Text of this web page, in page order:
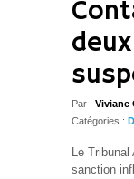
Par : Viviane
Catégories :
Le
sanction